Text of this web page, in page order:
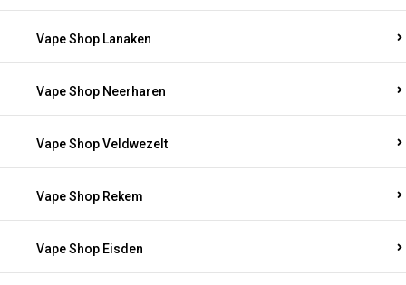
Vape Shop Lanaken
Vape Shop Neerharen
Vape Shop Veldwezelt
Vape Shop Rekem
Vape Shop Eisden